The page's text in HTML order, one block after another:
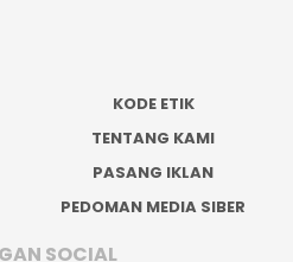
KODE ETIK
TENTANG KAMI
PASANG IKLAN
PEDOMAN MEDIA SIBER
SOCIAL